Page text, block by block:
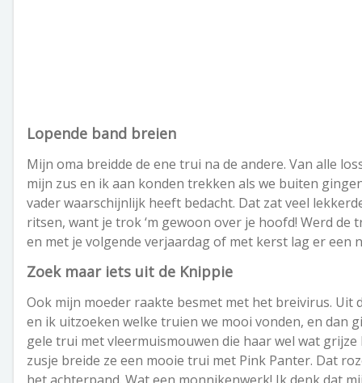
Lopende band breien
Mijn oma breidde de ene trui na de andere. Van alle
mijn zus en ik aan konden trekken als we buiten
vader waarschijnlijk heeft bedacht. Dat zat veel
ritsen, want je trok ‘m gewoon over je hoofd! Werd
en met je volgende verjaardag of met kerst lag er een
Zoek maar iets uit de Knippie
Ook mijn moeder raakte besmet met het breivirus. Uit
en ik uitzoeken welke truien we mooi vonden, en dan
gele trui met vleermuismouwen die haar wel wat
zusje breide ze een mooie trui met Pink Panter. Dat